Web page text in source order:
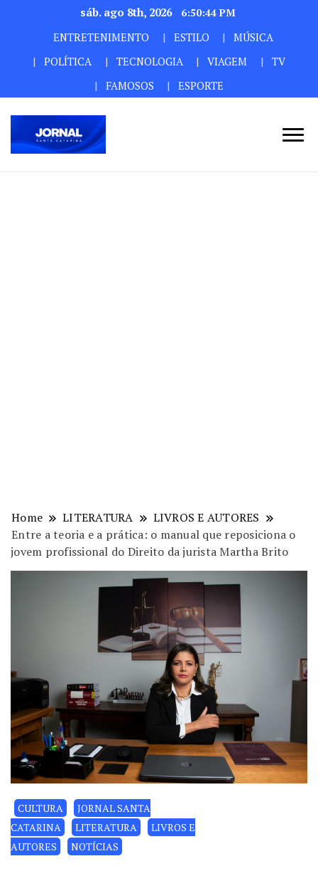
sáb. ago 8th, 2026
6:50:46 PM
ENTRETENIMENTO
ESTILO
MÚSICA
POLÍTICA
TECNOLOGIA VIAGEM
TV
FAMOSOS
ESPORTE
Home LITERATURA
LIVROS E AUTORES
Entre a teoria e a prática: o manual que reposiciona o
jovem profissional do Direito da jurista Martha Brito
CULTURA
JORNAL SANTA
CATARINA
LITERATURA
LIVROS E
AUTORES
NOTÍCIAS